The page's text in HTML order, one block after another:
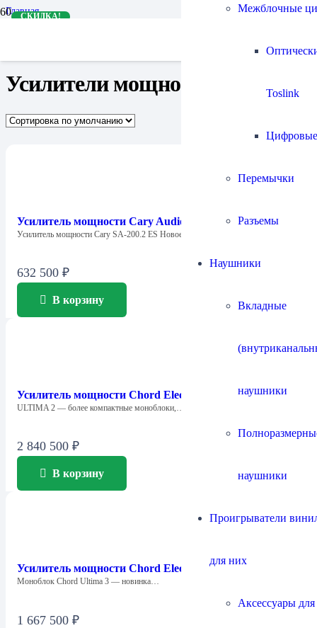
Межблочные
Toslink
Цифровые
Перемычки
Разъемы
Наушники
Вкладные
наушники
наушники
Проигрыватели
для них
Аксессуары
Главная
Усилители мощности
Усилитель мощности Cary Audio SA-200.2ES (стерео)
Усилитель мощности Cary SA-200.2 ES Новое…
632 500 ₽
В корзину
Усилитель мощности Chord Electronics ULTIMA 2
ULTIMA 2 — более компактные моноблоки,…
2 840 500 ₽
В корзину
Усилитель мощности Chord Electronics ULTIMA 3
Моноблок Chord Ultima 3 — новинка…
1 667 500 ₽
СКИДКА!